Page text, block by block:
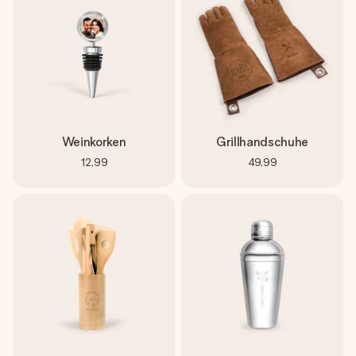
Weinkorken
12,99
Grillhandschuhe
49,99